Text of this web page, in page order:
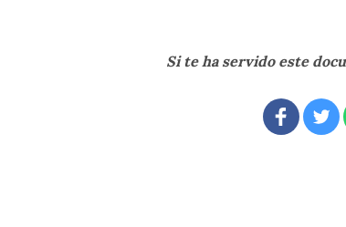
Si te ha servido este